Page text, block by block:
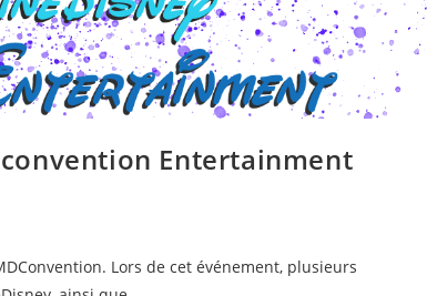
Entertainment
Lors de cet événement, plusieurs